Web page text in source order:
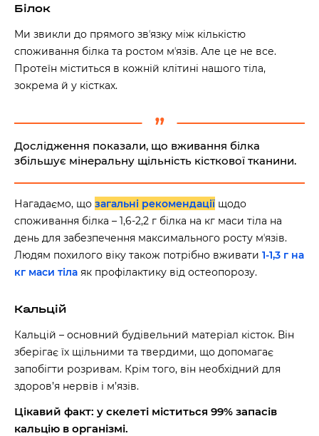
Білок
Ми звикли до прямого звʼязку між кількістю
споживання білка та ростом мʼязів. Але це не все.
Протеїн міститься в кожній клітині нашого тіла,
зокрема й у кістках.
Дослідження показали, що вживання білка
збільшує мінеральну щільність кісткової тканини.
Нагадаємо, що загальні рекомендації щодо
споживання білка – 1,6-2,2 г білка на кг маси тіла на
день для забезпечення максимального росту мʼязів.
Людям похилого віку також потрібно вживати 1-1,3 г на
кг маси тіла як профілактику від остеопорозу.
Кальцій
Кальцій – основний будівельний матеріал кісток. Він
зберігає їх щільними та твердими, що допомагає
запобігти розривам. Крім того, він необхідний для
здоров’я нервів і м’язів.
Цікавий факт: у скелеті міститься 99% запасів
кальцію в організмі.